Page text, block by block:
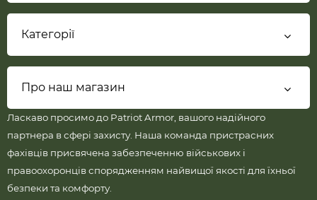
Категорії
Про наш магазин
Ласкаво просимо до Patriot Armor, вашого надійного
партнера в сфері захисту. Наша команда пристрасних
фахівців присвячена забезпеченню військових і
правоохоронців спорядженням найвищої якості для їхньої
безпеки та комфорту.